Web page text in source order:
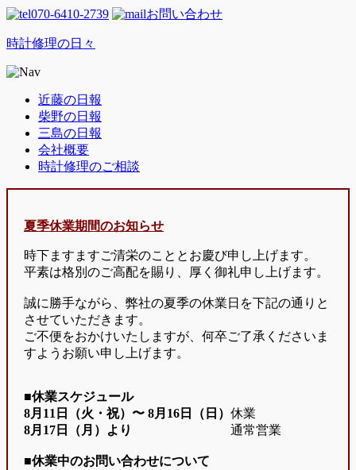
070-6410-2739 お問い合わせ
時計修理の日々
近藤の日報
柴野の日報
三島の日報
会社概要
時計修理のご相談
夏季休業期間のお知らせ
時下ますますご清栄のこととお慶び申し上げます。
平素は格別のご高配を賜り、厚く御礼申し上げます。
誠に勝手ながら、弊社の夏季の休業日を下記の通りと
させていただきます。
ご不便をおかけいたしますが、何卒ご了承くださいま
すようお願い申し上げます。
■休業スケジュール
8月11日（火・祝）〜 8月16日（日） 休業
8月17日（月）より
通常営業
■休業中のお問い合わせについて